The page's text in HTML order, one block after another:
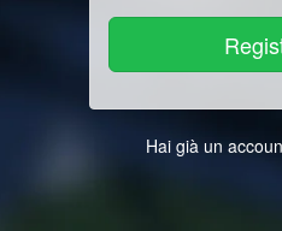
Hai già un